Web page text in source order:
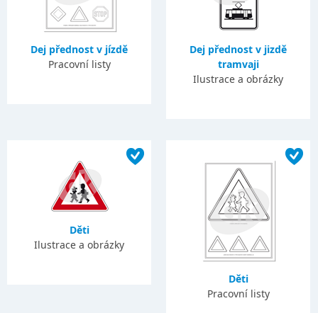
Dej přednost v jízdě
Pracovní listy
Dej přednost v jizdě
tramvaji
Ilustrace a obrázky
Děti
Ilustrace a obrázky
Děti
Pracovní listy